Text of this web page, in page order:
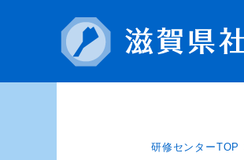
研修センターTOP